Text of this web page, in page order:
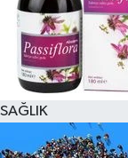
SAĞLIK